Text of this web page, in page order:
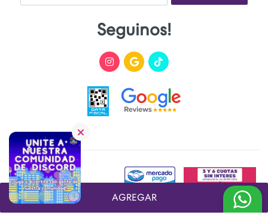
AGREGAR
Seguinos!
Desarrollado y Diseñado por FoxTienda